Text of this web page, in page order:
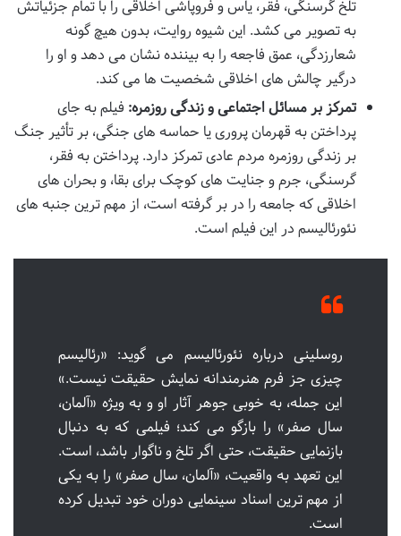
تلخ گرسنگی، فقر، یأس و فروپاشی اخلاقی را با تمام جزئیاتش
به تصویر می کشد. این شیوه روایت، بدون هیچ گونه
شعارزدگی، عمق فاجعه را به بیننده نشان می دهد و او را
درگیر چالش های اخلاقی شخصیت ها می کند.
تمرکز بر مسائل اجتماعی و زندگی روزمره: فیلم به جای
پرداختن به قهرمان پروری یا حماسه های جنگی، بر تأثیر جنگ
بر زندگی روزمره مردم عادی تمرکز دارد. پرداختن به فقر،
گرسنگی، جرم و جنایت های کوچک برای بقا، و بحران های
اخلاقی که جامعه را در بر گرفته است، از مهم ترین جنبه های
نئورئالیسم در این فیلم است.
روسلینی درباره نئورئالیسم می گوید: «رئالیسم
چیزی جز فرم هنرمندانه نمایش حقیقت نیست.»
این جمله، به خوبی جوهر آثار او و به ویژه «آلمان،
سال صفر» را بازگو می کند؛ فیلمی که به دنبال
بازنمایی حقیقت، حتی اگر تلخ و ناگوار باشد، است.
این تعهد به واقعیت، «آلمان، سال صفر» را به یکی
از مهم ترین اسناد سینمایی دوران خود تبدیل کرده
است.